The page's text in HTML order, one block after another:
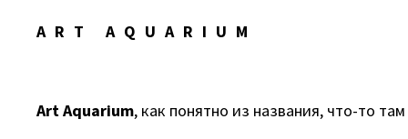
ART AQUARIUM
Art Aquarium, как понятно из названия, что-то